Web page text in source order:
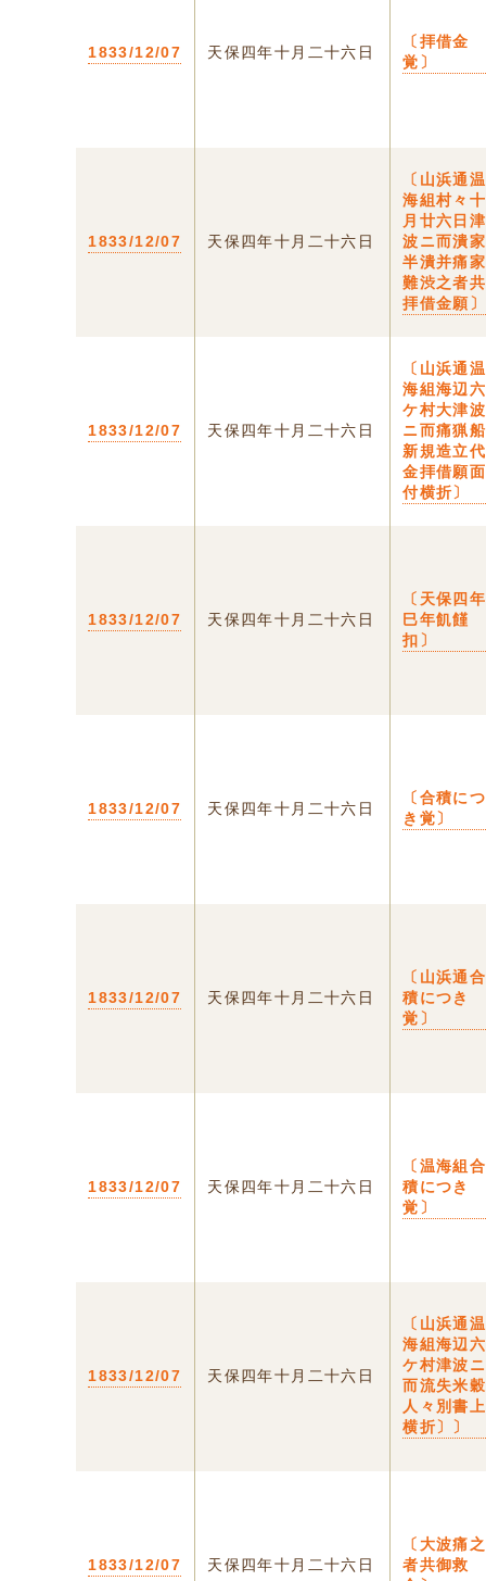
1833/12/07 天保四年十月二十六日
〔拝借金
覚〕
1833/12/07 天保四年十月二十六日
〔山浜通温
海組村々十
月廿六日津
波ニ而潰家
半潰并痛家
難渋之者共
拝借金願〕
1833/12/07 天保四年十月二十六日
〔山浜通温
海組海辺六
ケ村大津波
ニ而痛猟船
新規造立代
金拝借願面
付横折〕
1833/12/07 天保四年十月二十六日
〔天保四年
巳年飢饉
扣〕
1833/12/07 天保四年十月二十六日
〔合積につ
き覚〕
1833/12/07 天保四年十月二十六日
〔山浜通合
積につき
覚〕
1833/12/07 天保四年十月二十六日
〔温海組合
積につき
覚〕
1833/12/07 天保四年十月二十六日
〔山浜通温
海組海辺六
ケ村津波ニ
而流失米穀
人々別書上
横折〕〕
1833/12/07 天保四年十月二十六日
〔大波痛之
者共御救